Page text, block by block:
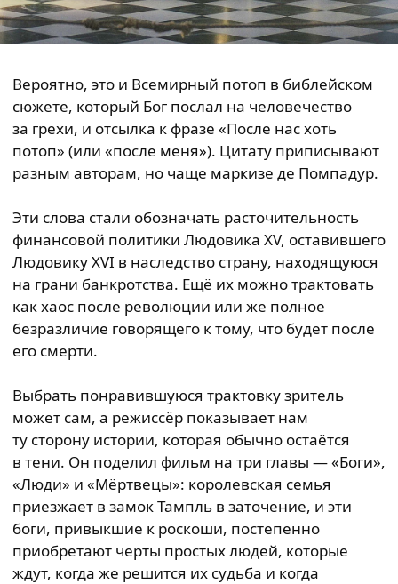
Вероятно, это и Всемирный потоп в библейском
сюжете, который Бог послал на человечество
за грехи, и отсылка к фразе «После нас хоть
потоп» (или «после меня»). Цитату приписывают
разным авторам, но чаще маркизе де Помпадур.
Эти слова стали обозначать расточительность
финансовой политики Людовика XV, оставившего
Людовику XVI в наследство страну, находящуюся
на грани банкротства. Ещё их можно трактовать
как хаос после революции или же полное
безразличие говорящего к тому, что будет после
его смерти.
Выбрать понравившуюся трактовку зритель
может сам, а режиссёр показывает нам
ту сторону истории, которая обычно остаётся
в тени. Он поделил фильм на три главы — «Боги»,
«Люди» и «Мёртвецы»: королевская семья
приезжает в замок Тампль в заточение, и эти
боги, привыкшие к роскоши, постепенно
приобретают черты простых людей, которые
ждут, когда же решится их судьба и когда